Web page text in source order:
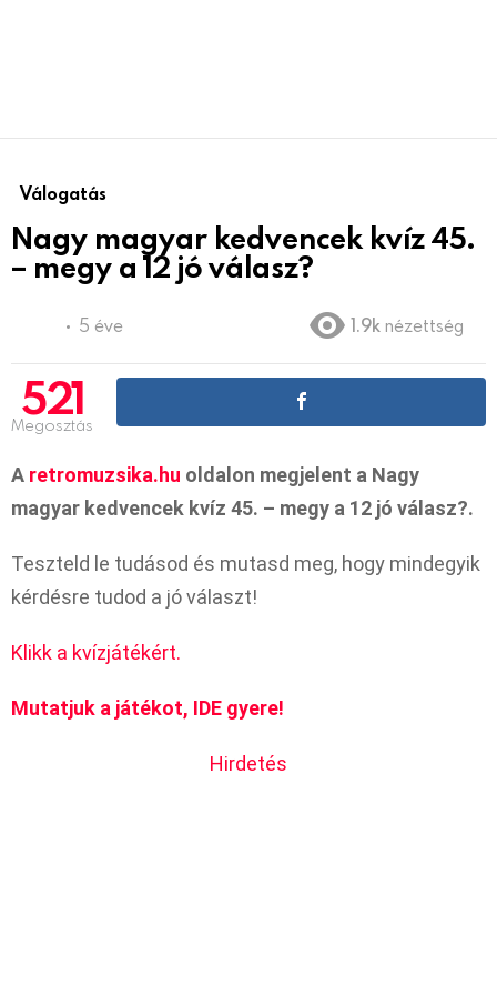
Válogatás
Nagy magyar kedvencek kvíz 45.
– megy a 12 jó válasz?
5 éve 1.9k nézettség
521
Megosztás
A retromuzsika.hu oldalon megjelent a Nagy
magyar kedvencek kvíz 45. – megy a 12 jó válasz?.
Teszteld le tudásod és mutasd meg, hogy mindegyik
kérdésre tudod a jó választ!
Klikk a kvízjátékért.
Mutatjuk a játékot, IDE gyere!
Hirdetés